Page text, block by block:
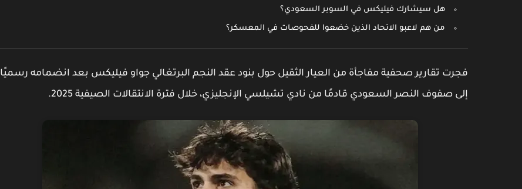
هل سيشارك فيليكس في السوبر السعودي؟
من هم لاعبو الاتحاد الذين خضعوا للفحوصات في المعسكر؟
فجرت تقارير صحفية مفاجأة من العيار الثقيل حول بنود عقد النجم البرتغالي جواو فيليكس بعد انضمامه رسميًا
إلى صفوف النصر السعودي قادمًا من نادي تشيلسي الإنجليزي، خلال فترة الانتقالات الصيفية 2025 .